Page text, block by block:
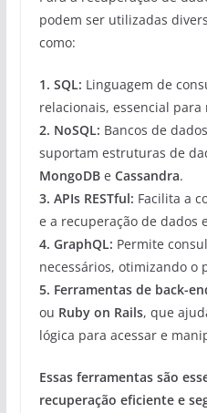
podem ser utilizadas
como:
1. SQL: Linguagem de
relacionais, essencial
2. NoSQL: Bancos de
suportam estruturas de
MongoDBe Cassandra.
3. APIs RESTful: Facilita a
e a recuperação de dados
4. GraphQL: Permite
necessários, otimizando o
5. Ferramentas de back-
ou Ruby on Rails, que
lógica para acessar e
Essas ferramentas são
recuperação eficiente e